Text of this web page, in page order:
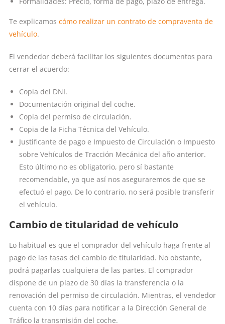
Te explicamos cómo realizar un contrato de compraventa de
vehículo.
El vendedor deberá facilitar los siguientes documentos para
cerrar el acuerdo:
Copia del DNI.
Documentación original del coche.
Copia del permiso de circulación.
Copia de la Ficha Técnica del Vehículo.
Justificante de pago e Impuesto de Circulación o Impuesto
sobre Vehículos de Tracción Mecánica del año anterior.
Esto último no es obligatorio, pero sí bastante
recomendable, ya que así nos aseguraremos de que se
efectuó el pago. De lo contrario, no será posible transferir
el vehículo.
Cambio de titularidad de vehículo
Lo habitual es que el comprador del vehículo haga frente al
pago de las tasas del cambio de titularidad. No obstante,
podrá pagarlas cualquiera de las partes. El comprador
dispone de un plazo de 30 días la transferencia o la
renovación del permiso de circulación. Mientras, el vendedor
cuenta con 10 días para notificar a la Dirección General de
Tráfico la transmisión del coche.